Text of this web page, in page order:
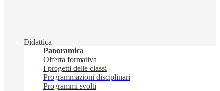
Didattica
Panoramica
Offerta formativa
I progetti delle classi
Programmazioni disciplinari
Programmi svolti